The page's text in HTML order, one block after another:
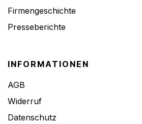
Firmengeschichte
Presseberichte
INFORMATIONEN
AGB
Widerruf
Datenschutz